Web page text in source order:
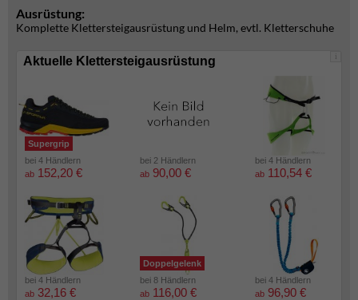
Ausrüstung:
Komplette Klettersteigausrüstung und Helm, evtl. Kletterschuhe
i
Aktuelle Klettersteigausrüstung
Supergrip
bei 4 Händlern
ab 152,20 €
bei 2 Händlern
ab 90,00 €
bei 4 Händlern
ab 110,54 €
bei 4 Händlern
ab 32,16 €
Doppelgelenk
bei 8 Händlern
ab 116,00 €
bei 4 Händlern
ab 96,90 €